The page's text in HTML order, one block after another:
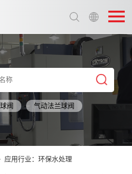
阀 气动法兰球阀
应用行业：环保水处理